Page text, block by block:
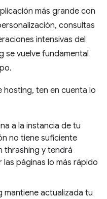
más grande con
consultas
intensivas del
se vuelve fundamental
hosting, ten en cuenta lo
a la instancia de tu
no tiene suficiente
thrashing y tendrá
páginas lo más rápido
mantiene actualizada tu